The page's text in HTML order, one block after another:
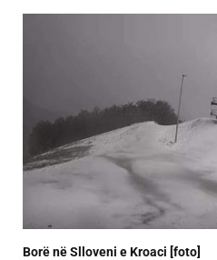
Borë në Slloveni e Kroaci [foto]